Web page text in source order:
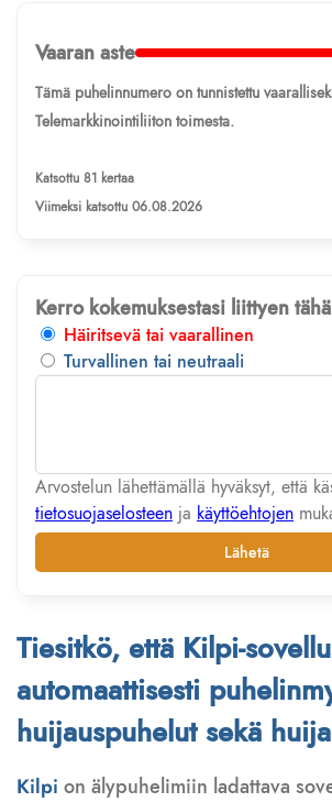
Vaaran aste
Tämä puhelinnumero on tunnistettu
Telemarkkinointiliiton toimesta.
Katsottu 81 kertaa
Viimeksi katsottu 06.08.2026
Kerro kokemuksestasi liittyen
Häiritsevä tai vaarallinen
Turvallinen tai neutraali
Arvostelun lähettämällä hyväksyt, että
tietosuojaselosteen ja käyttöehtojen
Lähetä
Tiesitkö, että Kilpi-
automaattisesti
huijauspuhelut sekä
Kilpi on älypuhelimiin ladattava